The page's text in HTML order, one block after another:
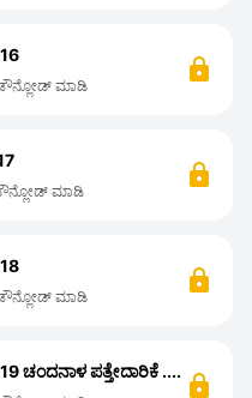
ಡೌನ್ಲೋಡ್ ಮಾಡಿ
ಡೌನ್ಲೋಡ್ ಮಾಡಿ
ಡೌನ್ಲೋಡ್ ಮಾಡಿ
ಚಂದನಾಳ ಪತ್ತೇದಾರಿಕೆ ....